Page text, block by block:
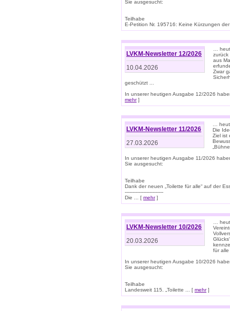
Sie ausgesucht:
Teilhabe
E-Petition Nr. 195716: Keine Kürzungen
LVKM-Newsletter 12/2026
10.04.2026
…
zurück
aus
Zwar
geschützt ...
In unserer heutigen Ausgabe 12/2026
mehr]
LVKM-Newsletter 11/2026
27.03.2026
…
Die
Ziel ist
In unserer heutigen Ausgabe 11/2026
Sie ausgesucht:
Teilhabe
Dank der neuen „Toilette für alle“ auf der
-------------------------
Die ... [ mehr]
LVKM-Newsletter 10/2026
20.03.2026
…
für
In unserer heutigen Ausgabe 10/2026
Sie ausgesucht:
Teilhabe
Landesweit 115. „Toilette ... [ mehr]